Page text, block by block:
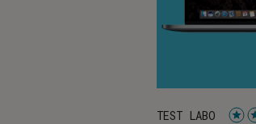
TEST LABO